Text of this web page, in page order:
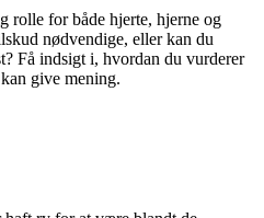
rolle for både hjerte, hjerne og
nødvendige, eller kan du
Få indsigt i, hvordan du vurderer
give mening.